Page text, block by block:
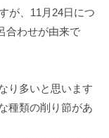
が、11月24日につ
合わせが由来で
り多いと思います
種類の削り節があ